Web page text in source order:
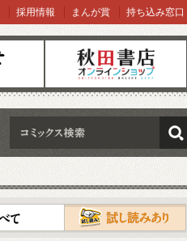
オンラインショップ
採用情報 まんが賞 持ち込み窓口
検索